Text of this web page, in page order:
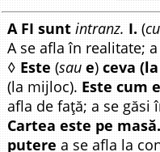
A FI sunt intranz. I. (
A se afla în realitate;
◊ Este(saue)ceva
(la mijloc). Este cum
afla de față; a se
Cartea este pe
putere a se afla la